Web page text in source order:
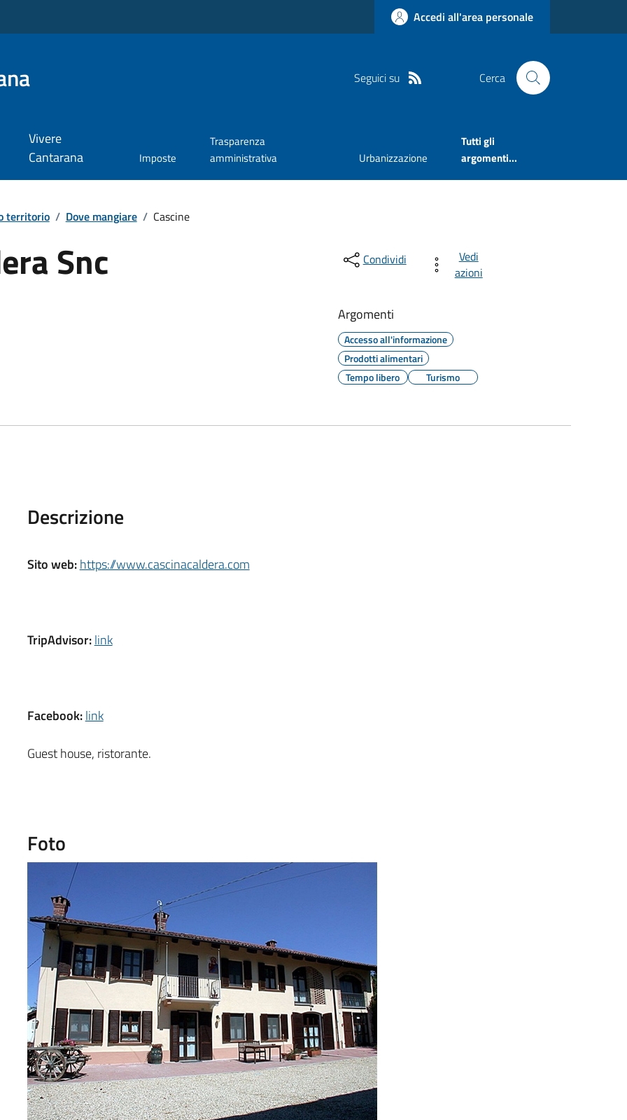
Accedi all'area personale
Seguici su Cerca
Vivere
Cantarana
Imposte
Trasparenza
amministrativa
Urbanizzazione
Tutti gli
argomenti...
territorio / Dove mangiare / Cascine
Snc Condividi
Vedi
azioni
Argomenti
Accesso all'informazione
Prodotti alimentari
Tempo libero
Turismo
Descrizione
Sito web:https://www.cascinacaldera.com
TripAdvisor:link
Facebook:link
Guest house, ristorante.
Foto